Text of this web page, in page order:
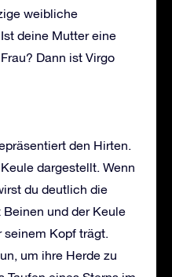
weibliche
deine Mutter eine
Dann ist Virgo
den Hirten.
dargestellt. Wenn
du deutlich die
und der Keule
seinem Kopf trägt.
um ihre Herde zu